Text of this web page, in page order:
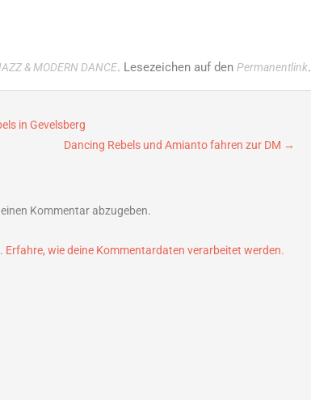
& MODERN DANCE. Lesezeichen auf den Permanentlink.
in Gevelsberg
Dancing Rebels und Amianto fahren zur DM →
Kommentar abzugeben.
Erfahre, wie deine Kommentardaten verarbeitet werden.